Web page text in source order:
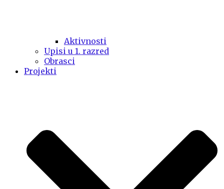
Aktivnosti
Upisi u 1. razred
Obrasci
Projekti